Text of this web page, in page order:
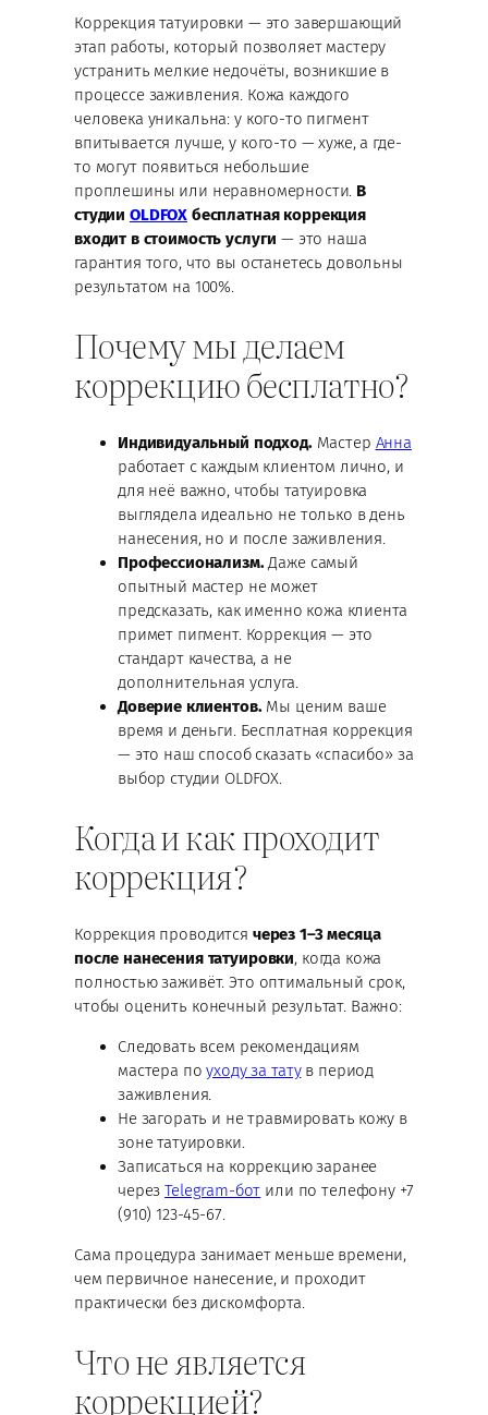
Коррекция татуировки — это завершающий
этап работы, который позволяет мастеру
устранить мелкие недочёты, возникшие в
процессе заживления. Кожа каждого
человека уникальна: у кого-то пигмент
впитывается лучше, у кого-то — хуже, а где-
то могут появиться небольшие
проплешины или неравномерности. В
студии OLDFOX бесплатная коррекция
входит в стоимость услуги — это наша
гарантия того, что вы останетесь довольны
результатом на 100%.
Почему мы делаем
коррекцию бесплатно?
Индивидуальный подход.Мастер Анна
работает с каждым клиентом лично, и
для неё важно, чтобы татуировка
выглядела идеально не только в день
нанесения, но и после заживления.
Профессионализм.Даже самый
опытный мастер не может
предсказать, как именно кожа клиента
примет пигмент. Коррекция — это
стандарт качества, а не
дополнительная услуга.
Доверие клиентов.Мы ценим ваше
время и деньги. Бесплатная коррекция
— это наш способ сказать «спасибо» за
выбор студии OLDFOX.
Когда и как проходит
коррекция?
Коррекция проводится через 1–3 месяца
после нанесения татуировки, когда кожа
полностью заживёт. Это оптимальный срок,
чтобы оценить конечный результат. Важно:
Следовать всем рекомендациям
мастера поуходу за татув период
заживления.
Не загорать и не травмировать кожу в
зоне татуировки.
Записаться на коррекцию заранее
черезTelegram-бот или по телефону +7
(910) 123-45-67.
Сама процедура занимает меньше времени,
чем первичное нанесение, и проходит
практически без дискомфорта.
Что не является
коррекцией?